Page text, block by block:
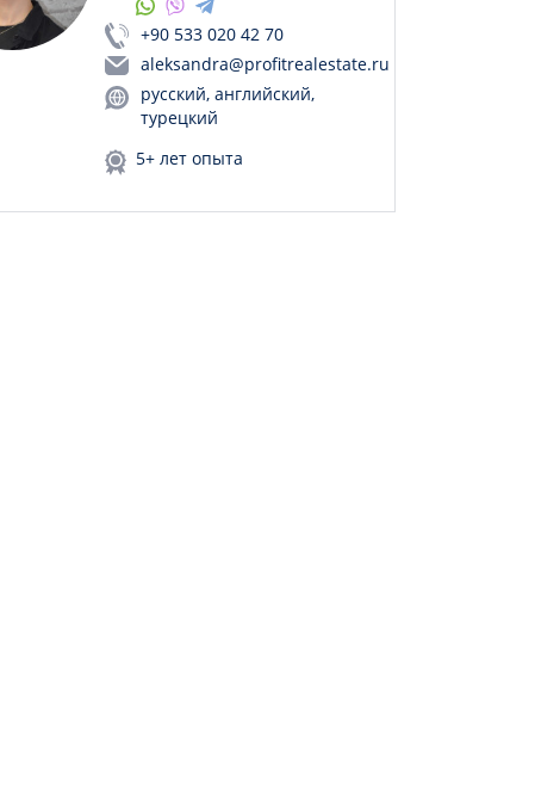
+90 533 020 42 70
aleksandra@profitrealestate.ru
русский, английский,
турецкий
5+ лет опыта